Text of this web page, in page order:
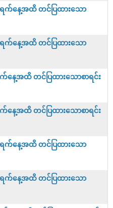
ရက်နေ့အထိ တင်ပြထားသော
ရက်နေ့အထိ တင်ပြထားသော
က်နေ့အထိ တင်ပြထားသောစာရင်း
က်နေ့အထိ တင်ပြထားသောစာရင်း
ရက်နေ့အထိ တင်ပြထားသော
ရက်နေ့အထိ တင်ပြထားသော